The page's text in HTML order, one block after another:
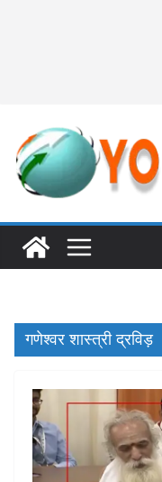
गणेश्वर शास्त्री द्रविड़